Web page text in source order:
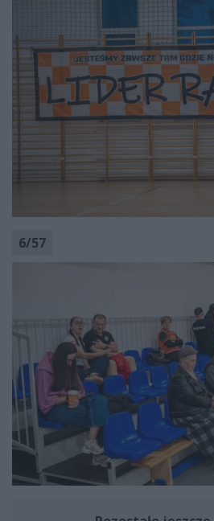
6/57